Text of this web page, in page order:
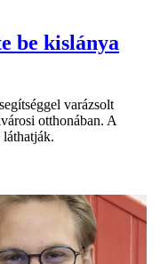
be kislánya
varázsolt
otthonában. A